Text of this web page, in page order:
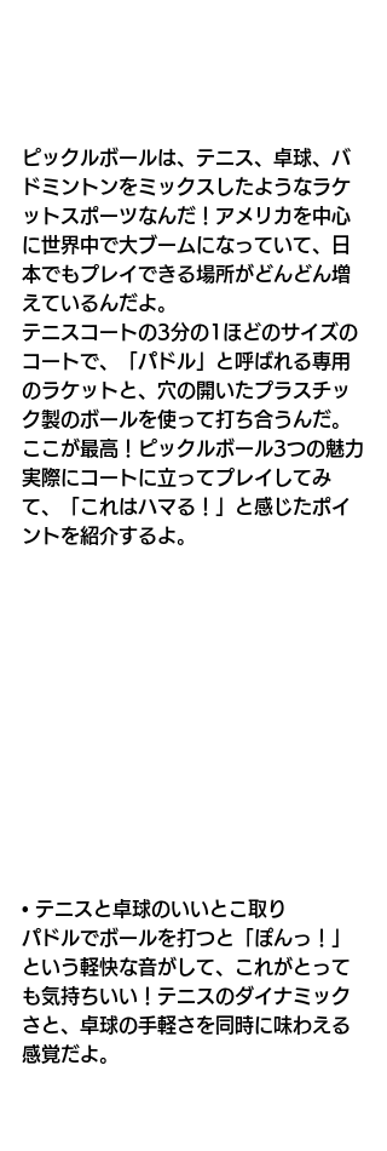
ピックルボールは、テニス、卓球、バ
ドミントンをミックスしたようなラケ
ットスポーツなんだ！アメリカを中心
に世界中で大ブームになっていて、日
本でもプレイできる場所がどんどん増
えているんだよ。
テニスコートの3分の1ほどのサイズの
コートで、「パドル」と呼ばれる専用
のラケットと、穴の開いたプラスチッ
ク製のボールを使って打ち合うんだ。
ここが最高！ピックルボール3つの魅力
実際にコートに立ってプレイしてみ
て、「これはハマる！」と感じたポイ
ントを紹介するよ。
• テニスと卓球のいいとこ取り
パドルでボールを打つと「ぽんっ！」
という軽快な音がして、これがとって
も気持ちいい！テニスのダイナミック
さと、卓球の手軽さを同時に味わえる
感覚だよ。